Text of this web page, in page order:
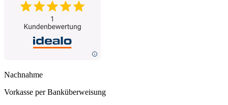
Nachnahme
Vorkasse per Banküberweisung